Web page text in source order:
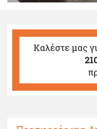
Καλέστε μας